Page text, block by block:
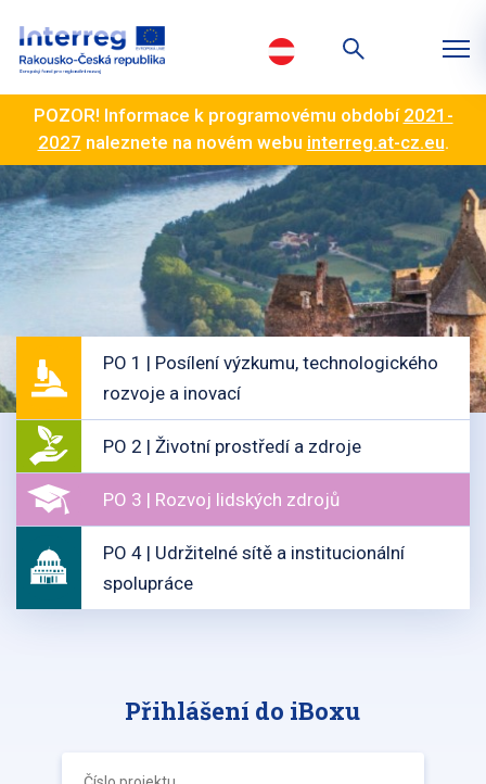
POZOR! Informace k programovému období 2021-
2027 naleznete na novém webu interreg.at-cz.eu.
PO 1 | Posílení výzkumu, technologického
rozvoje a inovací
PO 2 | Životní prostředí a zdroje
PO 3 | Rozvoj lidských zdrojů
PO 4 | Udržitelné sítě a institucionální
spolupráce
Přihlášení do iBoxu